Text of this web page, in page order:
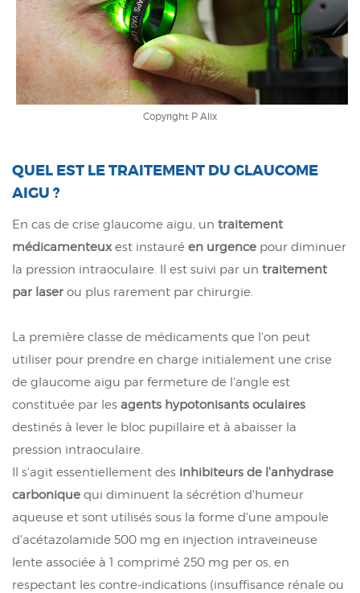
Copyright P Alix
QUEL EST LE TRAITEMENT DU GLAUCOME
AIGU ?
En cas de crise glaucome aigu, un traitement
médicamenteuxest instauré en urgence pour diminuer
la pression intraoculaire. Il est suivi par un traitement
par laser ou plus rarement par chirurgie.
La première classe de médicaments que l'on peut
utiliser pour prendre en charge initialement une crise
de glaucome aigu par fermeture de l'angle est
constituée par les agents hypotonisants oculaires
destinés à lever le bloc pupillaire et à abaisser la
pression intraoculaire.
Il s'agit essentiellement des inhibiteurs de l'anhydrase
carbonique qui diminuent la sécrétion d'humeur
aqueuse et sont utilisés sous la forme d'une ampoule
d'acétazolamide 500 mg en injection intraveineuse
lente associée à 1 comprimé 250 mg per os, en
respectant les contre-indications (insuffisance rénale ou